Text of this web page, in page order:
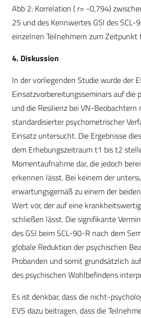
Abb 2: Korrelation ( r= -0,794)
25 und des Kennwertes GSI des SCL-
einzelnen Teilnehmern zum Zeitpunkt
4. Diskussion
In der vorliegenden Studie wurde der
Einsatzvorbereitungsseminars auf die
und die Resilienz bei VN-
standardisierter psychometrischer
Einsatz untersucht. Die Ergebnisse
dem Erhebungszeitraum t1 bis t2
Momentaufnahme dar, die jedoch
erkennen lässt. Bei keinem der
erwartungsgemäß zu einem der
Wert vor, der auf eine
schließen lässt. Die signifikante
des GSI beim SCL-90-R nach dem
globale Reduktion der psychischen
Probanden und somit grundsätzlich
des psychischen Wohlbefindens
Es ist denkbar, dass die nicht-
EVS dazu beitragen, dass die